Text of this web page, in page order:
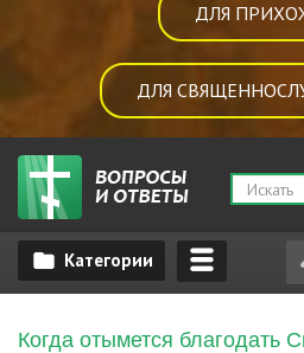
ДЛЯ
ДЛЯ
Когда отымется благодать